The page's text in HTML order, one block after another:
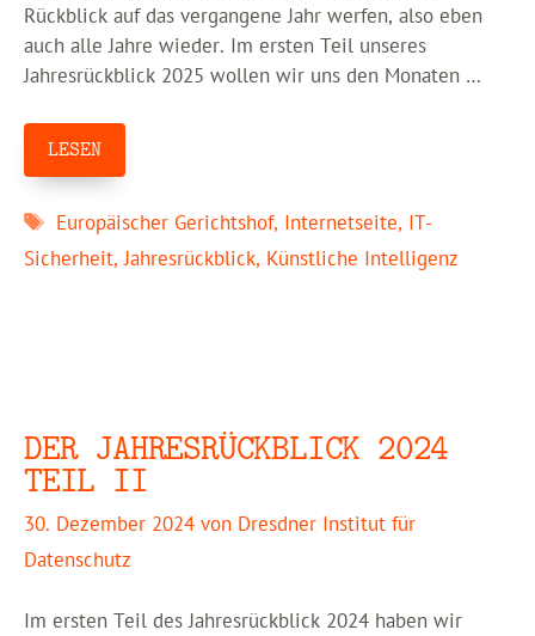
Rückblick auf das vergangene Jahr werfen, also eben
auch alle Jahre wieder. Im ersten Teil unseres
Jahresrückblick 2025 wollen wir uns den Monaten …
LESEN
Schlagwörter
Europäischer Gerichtshof, Internetseite, IT-
Sicherheit,Jahresrückblick, Künstliche Intelligenz
DER JAHRESRÜCKBLICK 2024
TEIL II
30. Dezember 2024 von Dresdner Institut für
Datenschutz
Im ersten Teil des Jahresrückblick 2024 haben wir